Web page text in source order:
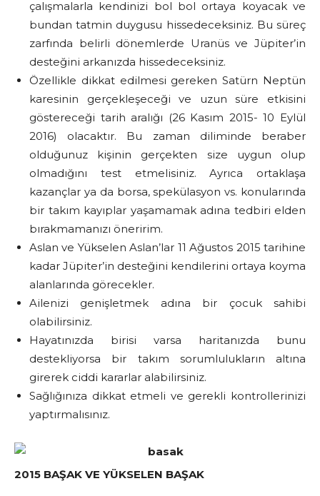
çalışmalarla kendinizi bol bol ortaya koyacak ve
bundan tatmin duygusu hissedeceksiniz. Bu süreç
zarfında belirli dönemlerde Uranüs ve Jüpiter’in
desteğini arkanızda hissedeceksiniz.
Özellikle dikkat edilmesi gereken Satürn Neptün
karesinin gerçekleşeceği ve uzun süre etkisini
göstereceği tarih aralığı (26 Kasım 2015- 10 Eylül
2016) olacaktır. Bu zaman diliminde beraber
olduğunuz kişinin gerçekten size uygun olup
olmadığını test etmelisiniz. Ayrıca ortaklaşa
kazançlar ya da borsa, spekülasyon vs. konularında
bir takım kayıplar yaşamamak adına tedbiri elden
bırakmamanızı öneririm.
Aslan ve Yükselen Aslan’lar 11 Ağustos 2015 tarihine
kadar Jüpiter’in desteğini kendilerini ortaya koyma
alanlarında görecekler.
Ailenizi genişletmek adına bir çocuk sahibi
olabilirsiniz.
Hayatınızda birisi varsa haritanızda bunu
destekliyorsa bir takım sorumlulukların altına
girerek ciddi kararlar alabilirsiniz.
Sağlığınıza dikkat etmeli ve gerekli kontrollerinizi
yaptırmalısınız.
2015 BAŞAK VE YÜKSELEN BAŞAK